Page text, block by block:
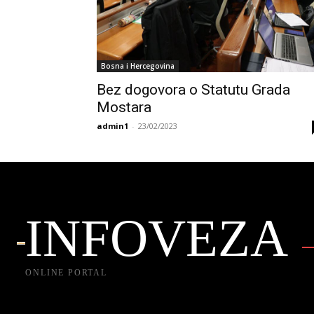
Bosna i Hercegovina
Bez dogovora o Statutu Grada
Mostara
admin1 - 23/02/2023
INFOVEZA
ONLINE PORTAL